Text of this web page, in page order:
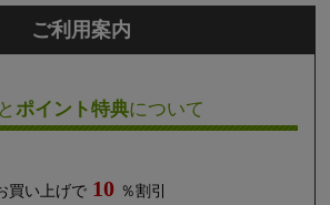
ご利用案内
と ポイント特典について
買い上げで 10 ％割引